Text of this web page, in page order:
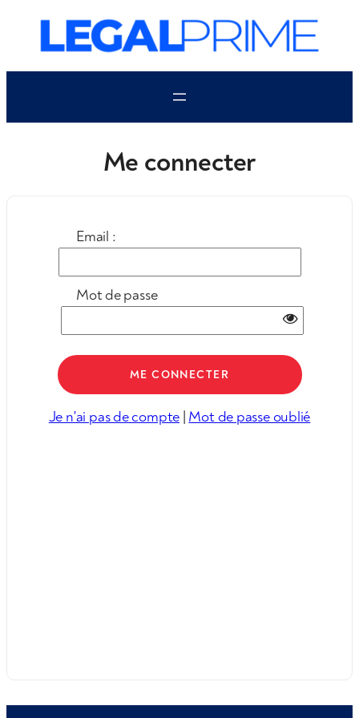
contenu
Me connecter
Email :
Mot de passe
Je n'ai pas de compte | Mot de passe oublié